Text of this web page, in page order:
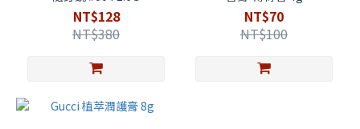
NT$128
NT$380
NT$70
NT$100